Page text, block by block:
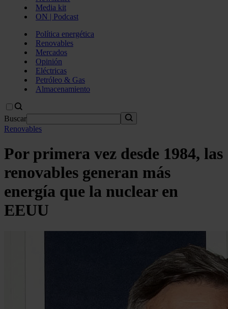
Media kit
ON | Podcast
Política energética
Renovables
Mercados
Opinión
Eléctricas
Petróleo & Gas
Almacenamiento
Buscar
Renovables
Por primera vez desde 1984, las
renovables generan más
energía que la nuclear en
EEUU